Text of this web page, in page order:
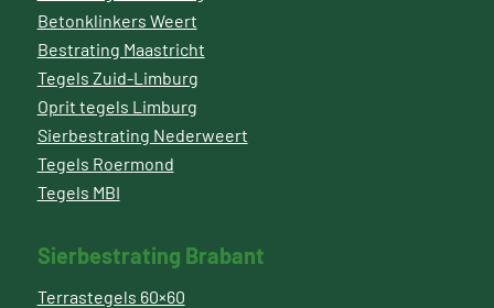
Betonklinkers Weert
Bestrating Maastricht
Tegels Zuid-Limburg
Oprit tegels Limburg
Sierbestrating Nederweert
Tegels Roermond
Tegels MBI
Sierbestrating Brabant
Terrastegels 60×60